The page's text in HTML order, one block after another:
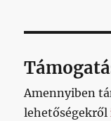
Amennyiben
lehetőségekről